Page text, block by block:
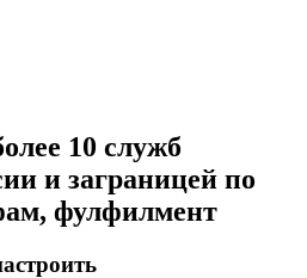
10 служб
и заграницей по
фулфилмент